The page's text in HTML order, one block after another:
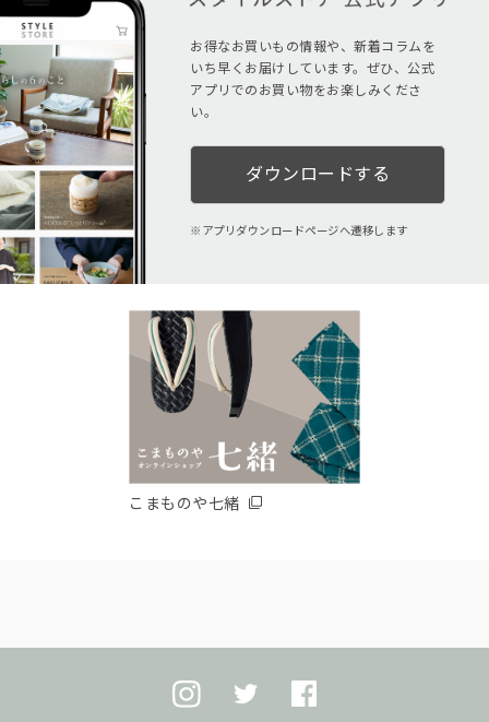
お得なお買いもの情報や、新着コラムを
いち早くお届けしています。ぜひ、公式
アプリでのお買い物をお楽しみくださ
い。
ダウンロードする
アプリダウンロードページへ遷移します
こまものや七緒